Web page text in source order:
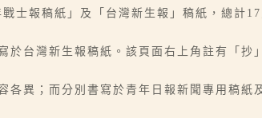
士報稿紙」及「台灣新生報」稿紙，總計
台灣新生報稿紙。該頁面右上角註有「抄
異；而分別書寫於青年日報新聞專用稿紙